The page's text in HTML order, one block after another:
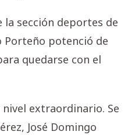
sección deportes de
Porteño potenció de
quedarse con el
extraordinario. Se
José Domingo